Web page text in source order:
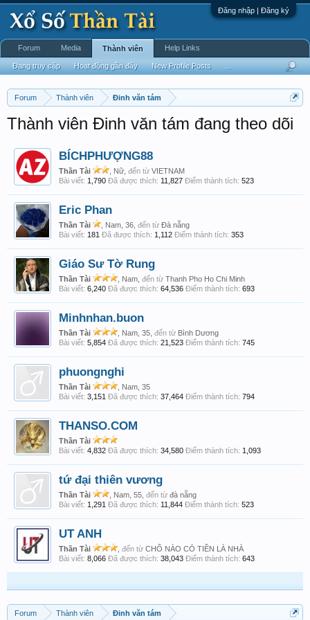
Đăng nhập | Đăng ký
Forum Thành viên Đinh văn tám
Thành viên Đinh văn tám đang theo dõi
BÍCHPHƯỢNG88
Thần Tài , Nữ, đến từ VIETNAM
Bài viết: 1,790 Đã được thích: 11,827 Điểm thành tích: 523
Eric Phan
Thần Tài , Nam, 36, đến từ Đà nẵng
Bài viết: 181 Đã được thích: 1,112 Điểm thành tích: 353
Giáo Sư Tờ Rung
Thần Tài , Nam, đến từ Thanh Pho Ho Chi Minh
Bài viết: 6,240 Đã được thích: 64,536 Điểm thành tích: 693
Minhnhan.buon
Thần Tài , Nam, 35, đến từ Bình Dương
Bài viết: 5,854 Đã được thích: 21,523 Điểm thành tích: 745
phuongnghi
Thần Tài
, Nam, 35
Bài viết: 3,151 Đã được thích: 37,464 Điểm thành tích: 794
THANSO.COM
Thần Tài
Bài viết: 4,832 Đã được thích: 34,580 Điểm thành tích: 1,093
tứ đại thiên vương
Thần Tài , Nam, 55, đến từ đà nẵng
Bài viết: 1,291 Đã được thích: 11,844 Điểm thành tích: 523
UT ANH
Thần Tài đến từ CHỔ NÀO CÓ TIỀN LÀ NHÀ
Bài viết: 8,066 Đã được thích: 38,043 Điểm thành tích: 643
Forum Thành viên Đinh văn tám
Forum Media Thành viên
Đang truy cập Hoạt động gần đây New Profile Posts
Help Links